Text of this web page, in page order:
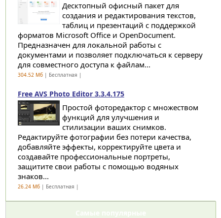
Десктопный офисный пакет для
создания и редактирования текстов,
таблиц и презентаций с поддержкой
форматов Microsoft Office и OpenDocument.
Предназначен для локальной работы с
документами и позволяет подключаться к серверу
для совместного доступа к файлам...
304.52 Мб| Бесплатная |
Free AVS Photo Editor 3.3.4.175
Простой фоторедактор с множеством
функций для улучшения и
стилизации ваших снимков.
Редактируйте фотографии без потери качества,
добавляйте эффекты, корректируйте цвета и
создавайте профессиональные портреты,
защитите свои работы с помощью водяных
знаков...
26.24 Мб| Бесплатная |
Самые популярные